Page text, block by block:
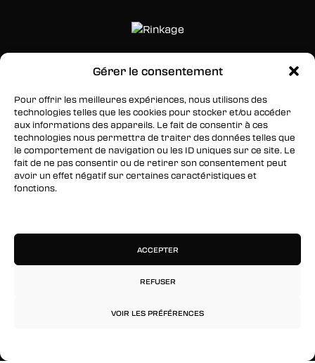
Gérer le consentement
Pour offrir les meilleures expériences, nous utilisons des
technologies telles que les cookies pour stocker et/ou accéder
aux informations des appareils. Le fait de consentir à ces
technologies nous permettra de traiter des données telles que
le comportement de navigation ou les ID uniques sur ce site. Le
fait de ne pas consentir ou de retirer son consentement peut
avoir un effet négatif sur certaines caractéristiques et
fonctions.
ACCEPTER
REFUSER
VOIR LES PRÉFÉRENCES
SUIVEZ-NOUS
Facebook
Twitter
Instagram
arrivages, des ventes, du contenu exclusif, des
événements et plus encore !